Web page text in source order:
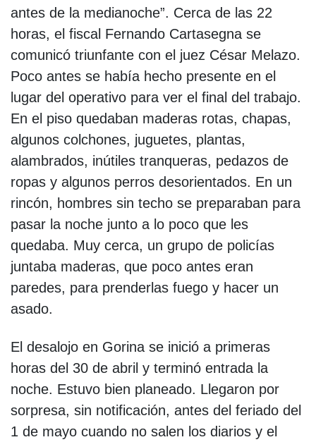
antes de la medianoche”. Cerca de las 22
horas, el fiscal Fernando Cartasegna se
comunicó triunfante con el juez César Melazo.
Poco antes se había hecho presente en el
lugar del operativo para ver el final del trabajo.
En el piso quedaban maderas rotas, chapas,
algunos colchones, juguetes, plantas,
alambrados, inútiles tranqueras, pedazos de
ropas y algunos perros desorientados. En un
rincón, hombres sin techo se preparaban para
pasar la noche junto a lo poco que les
quedaba. Muy cerca, un grupo de policías
juntaba maderas, que poco antes eran
paredes, para prenderlas fuego y hacer un
asado.
El desalojo en Gorina se inició a primeras
horas del 30 de abril y terminó entrada la
noche. Estuvo bien planeado. Llegaron por
sorpresa, sin notificación, antes del feriado del
1 de mayo cuando no salen los diarios y el